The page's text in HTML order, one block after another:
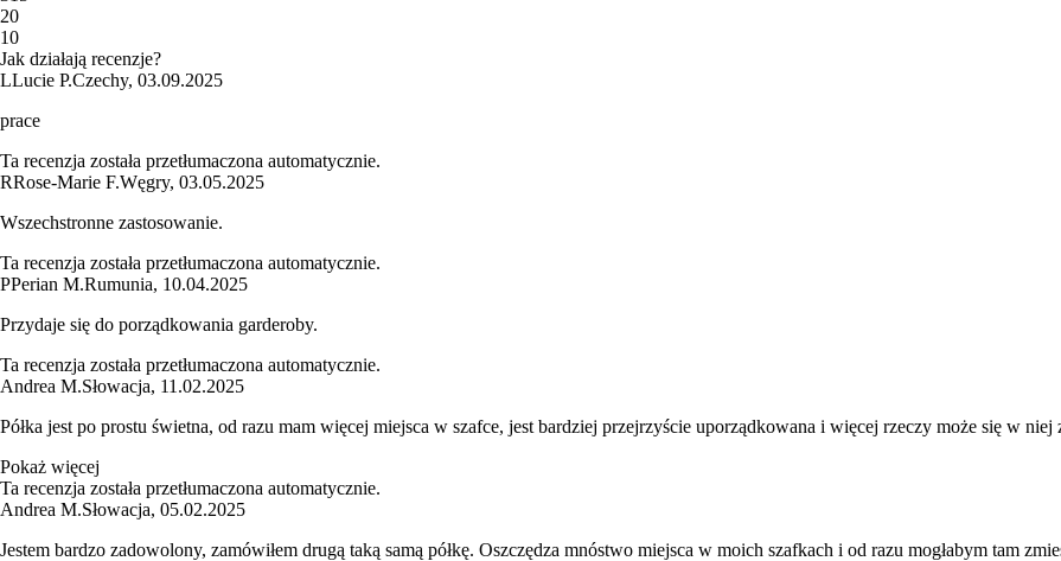
20
10
Jak działają recenzje?
LLucie P.Czechy, 03.09.2025
prace
Ta recenzja została przetłumaczona automatycznie.
RRose-Marie F.Węgry, 03.05.2025
Wszechstronne zastosowanie.
Ta recenzja została przetłumaczona automatycznie.
PPerian M.Rumunia, 10.04.2025
Przydaje się do porządkowania garderoby.
Ta recenzja została przetłumaczona automatycznie.
Andrea M.Słowacja, 11.02.2025
Półka jest po prostu świetna, od razu mam więcej miejsca w szafce, jest bardziej przejrzyście uporządkowana i więcej rzeczy może się w niej
Pokaż więcej
Ta recenzja została przetłumaczona automatycznie.
Andrea M.Słowacja, 05.02.2025
Jestem bardzo zadowolony, zamówiłem drugą taką samą półkę. Oszczędza mnóstwo miejsca w moich szafkach i od razu mogłabym tam